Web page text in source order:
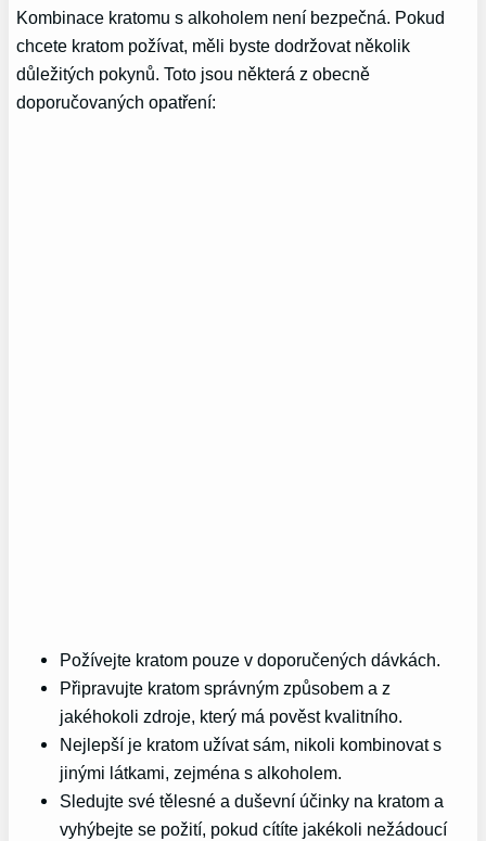
Kombinace kratomu s alkoholem není bezpečná. Pokud
chcete kratom požívat, měli byste dodržovat několik
důležitých pokynů. Toto jsou některá z obecně
doporučovaných opatření:
Požívejte kratom pouze v doporučených dávkách.
Připravujte kratom správným způsobem a z
jakéhokoli zdroje, který má pověst kvalitního.
Nejlepší je kratom užívat sám, nikoli kombinovat s
jinými látkami, zejména s alkoholem.
Sledujte své tělesné a duševní účinky na kratom a
vyhýbejte se požití, pokud cítíte jakékoli nežádoucí